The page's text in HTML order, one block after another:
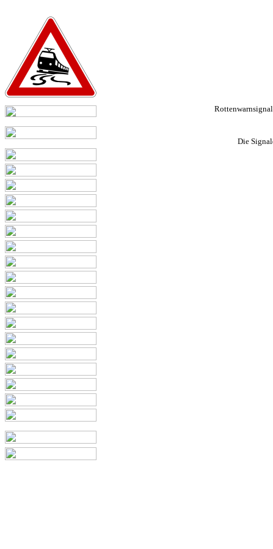
Die